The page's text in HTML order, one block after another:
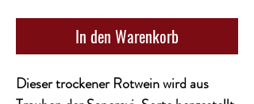
In den Warenkorb
Dieser trockener Rotwein wird aus